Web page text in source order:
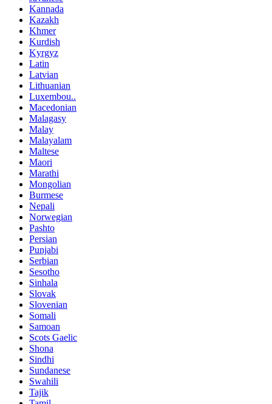
Kannada
Kazakh
Khmer
Kurdish
Kyrgyz
Latin
Latvian
Lithuanian
Luxembou..
Macedonian
Malagasy
Malay
Malayalam
Maltese
Maori
Marathi
Mongolian
Burmese
Nepali
Norwegian
Pashto
Persian
Punjabi
Serbian
Sesotho
Sinhala
Slovak
Slovenian
Somali
Samoan
Scots Gaelic
Shona
Sindhi
Sundanese
Swahili
Tajik